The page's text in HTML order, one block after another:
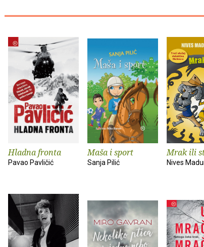
Hladna fronta
Pavao Pavličić
Maša i sport
Sanja Pilić
Mrak ili
Nives